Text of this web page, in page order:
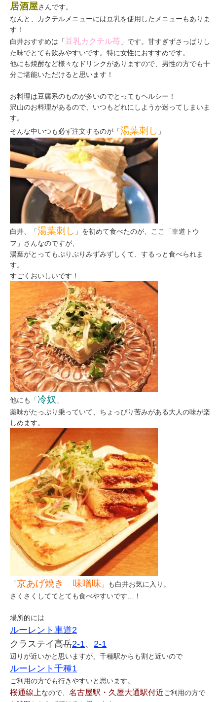
居酒屋さんです。
なんと、カクテルメニューには豆乳を使用したメニューもありま
す！
白井おすすめは「豆乳カクテル苺 」です。甘すぎずさっぱりし
た味でとても飲みやすいです。特に女性におすすめです。
他にも焼酎など様々なドリンクがありますので、男性の方でも十
分ご堪能いただけると思います！
お料理は豆腐系のものが多いのでとってもヘルシー！
沢山のお料理があるので、いつもどれにしようか迷ってしまいま
す。
そんな中いつも必ず注文するのが「湯葉刺し 」
白井、「湯葉刺し 」を初めて食べたのが、ここ「車道トウ
フ」さんなのですが、
湯葉がとってもぷりぷりみずみずしくて、するっと食べられま
す。
すごくおいしいです！
他にも「冷奴 」
薬味がたっぷり乗っていて、ちょっぴり苦みがある大人の味が楽
しめます。
「京あげ焼き 味噌味 」も白井お気に入り。
さくさくしててとても食べやすいです…！
場所的には
ルーレント車道2
クラステイ高岳2-1、 2-1
辺りが近いかと思いますが、千種駅からも割と近いので
ルーレント千種1
ご利用の方でも行きやすいと思います。
桜通線上なので、 名古屋駅・久屋大通駅付近ご利用の方で